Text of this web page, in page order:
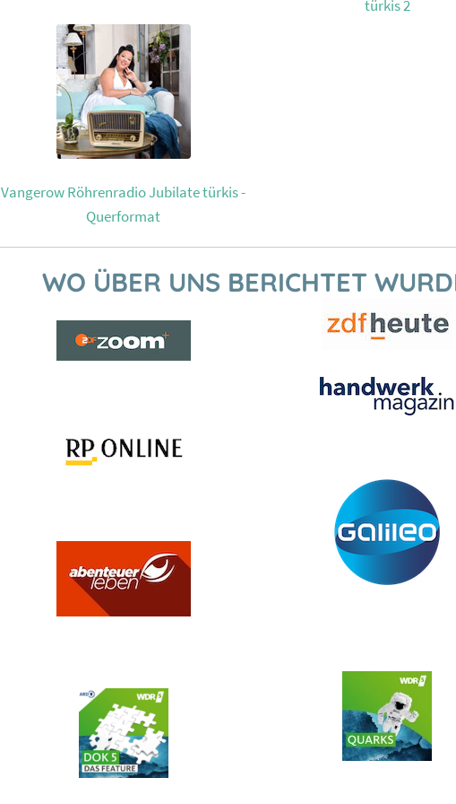
türkis 2
Vangerow Röhrenradio Jubilate türkis -
Querformat
WO ÜBER UNS BERICHTET